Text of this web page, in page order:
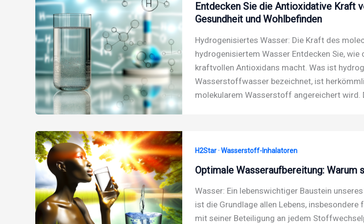
Entdecken Sie die Antioxidative Kraft
Gesundheit und Wohlbefinden
Hydrogenisiertes Wasser: Die Kraft des
hydrogenisiertem Wasser Entdecken Sie,
kraftvollen Antioxidans macht. Was ist
Wasserstoffwasser bezeichnet, ist
molekularem Wasserstoff angereichert wird.
H2Star · Wasserstoff-Inhalatoren
Optimale Wasseraufbereitung: Warum
Wasser: Ein lebenswichtiger Baustein
ist die Grundlage allen Lebens,
mit seiner Beteiligung an jedem